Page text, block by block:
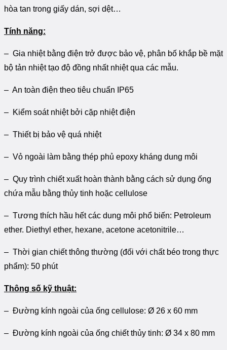
hòa tan trong giấy dán, sợi dệt…
Tính năng:
– Gia nhiệt bằng điện trở được bảo vệ, phân bố khắp bề mặt
bộ tản nhiệt tạo độ đồng nhất nhiệt qua các mẫu.
– An toàn điện theo tiêu chuẩn IP65
– Kiểm soát nhiệt bởi cặp nhiệt điện
– Thiết bị bảo vệ quá nhiệt
– Vỏ ngoài làm bằng thép phủ epoxy kháng dung môi
– Quy trình chiết xuất hoàn thành bằng cách sử dụng ống
chứa mẫu bằng thủy tinh hoặc cellulose
– Tương thích hầu hết các dung môi phổ biến: Petroleum
ether. Diethyl ether, hexane, acetone acetonitrile…
– Thời gian chiết thông thường (đối với chất béo trong thực
phẩm): 50 phút
Thông số kỹ thuật:
– Đường kính ngoài của ống cellulose: Ø 26 x 60 mm
– Đường kính ngoài của ống chiết thủy tinh: Ø 34 x 80 mm